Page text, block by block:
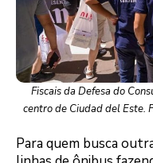
Fiscais da Defesa do
centro de Ciudad del Este.
Para quem busca